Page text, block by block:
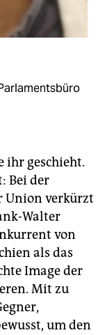
ihr geschieht.
Bei der
Union verkürzt
Walter
von
als das
Image der
Mit zu
um den